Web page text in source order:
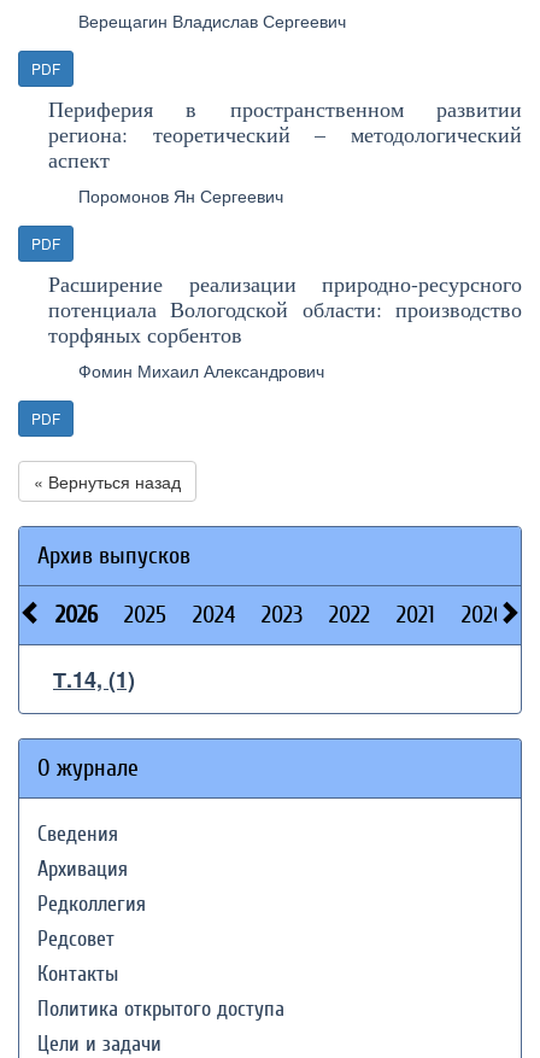
Верещагин Владислав Сергеевич
PDF
Периферия в пространственном развитии
региона: теоретический – методологический
аспект
Поромонов Ян Сергеевич
PDF
Расширение реализации природно-ресурсного
потенциала Вологодской области: производство
торфяных сорбентов
Фомин Михаил Александрович
PDF
« Вернуться назад
Архив выпусков
2026 2025 2024 2023 2022 2021 2020
Т.14, (1)
О журнале
Сведения
Архивация
Редколлегия
Редсовет
Контакты
Политика открытого доступа
Цели и задачи